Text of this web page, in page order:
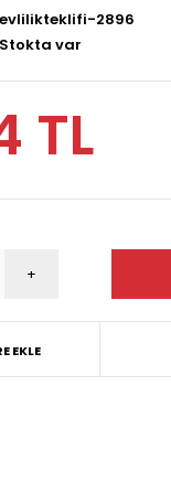
2896
var
TL
EKLE